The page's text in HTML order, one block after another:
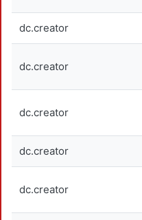
dc.creator
dc.creator
dc.creator
dc.creator
dc.creator